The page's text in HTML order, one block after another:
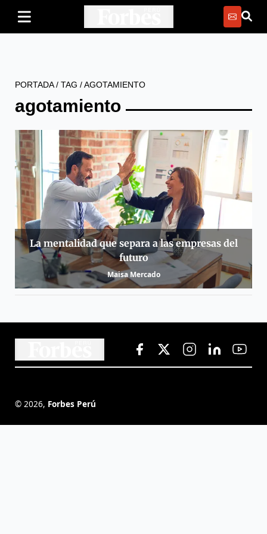
PORTADA/ TAG /AGOTAMIENTO
agotamiento
La mentalidad que separa a las empresas del
futuro
Maisa Mercado
© 2026, Forbes Perú